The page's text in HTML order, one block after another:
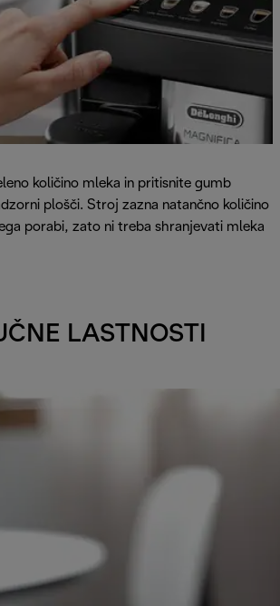
količino mleka in pritisnite gumb
plošči. Stroj zazna natančno količino
porabi, zato ni treba shranjevati mleka
LASTNOSTI